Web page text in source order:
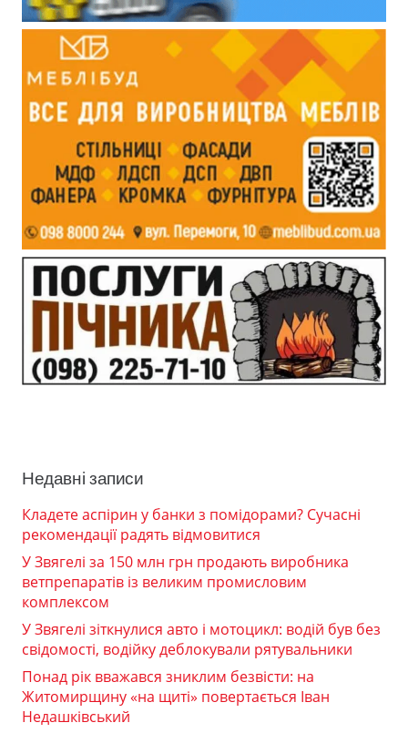
Недавні записи
Кладете аспірин у банки з помідорами? Сучасні
рекомендації радять відмовитися
У Звягелі за 150 млн грн продають виробника
ветпрепаратів із великим промисловим
комплексом
У Звягелі зіткнулися авто і мотоцикл: водій був без
свідомості, водійку деблокували рятувальники
Понад рік вважався зниклим безвісти: на
Житомирщину «на щиті» повертається Іван
Недашківський